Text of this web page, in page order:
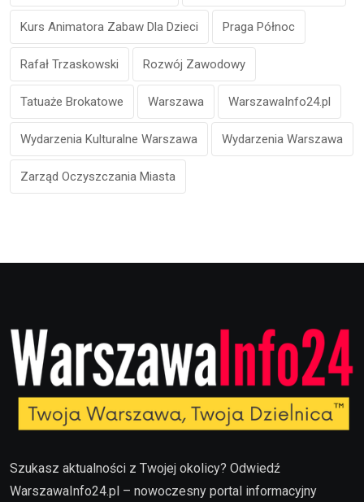
Kurs Animatora Zabaw Dla Dzieci Praga Północ
Rafał Trzaskowski Rozwój Zawodowy
Tatuaże Brokatowe Warszawa WarszawaInfo24.pl
Wydarzenia Kulturalne Warszawa Wydarzenia Warszawa
Zarząd Oczyszczania Miasta
Szukasz aktualności z Twojej okolicy? Odwiedź
WarszawaInfo24.pl – nowoczesny portal informacyjny